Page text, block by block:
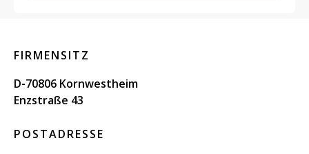
FIRMENSITZ
D-70806 Kornwestheim
Enzstraße 43
POSTADRESSE